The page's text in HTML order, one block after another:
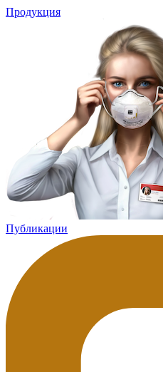
Продукция
Публикации